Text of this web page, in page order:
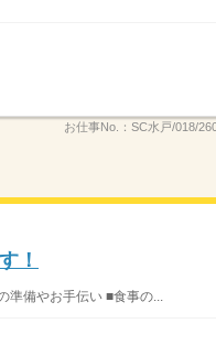
お仕事No.： SC水戸/018/
！
準備やお手伝い ■食事の...